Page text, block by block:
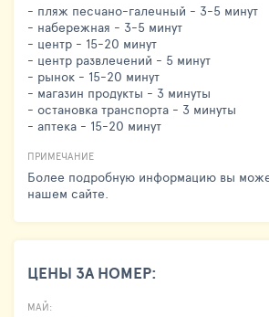
- пляж песчано-галечный - 3-5 минут
- набережная - 3-5 минут
- центр - 15-20 минут
- центр развлечений - 5 минут
- рынок - 15-20 минут
- магазин продукты - 3 минуты
- остановка транспорта - 3 минуты
- аптека - 15-20 минут
ПРИМЕЧАНИЕ
Более подробную информацию вы
нашем сайте.
ЦЕНЫ ЗА НОМЕР:
МАЙ: